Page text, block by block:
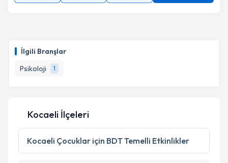
İlgili Branşlar
Psikoloji
1
Kocaeli İlçeleri
Kocaeli Çocuklar için BDT Temelli Etkinlikler